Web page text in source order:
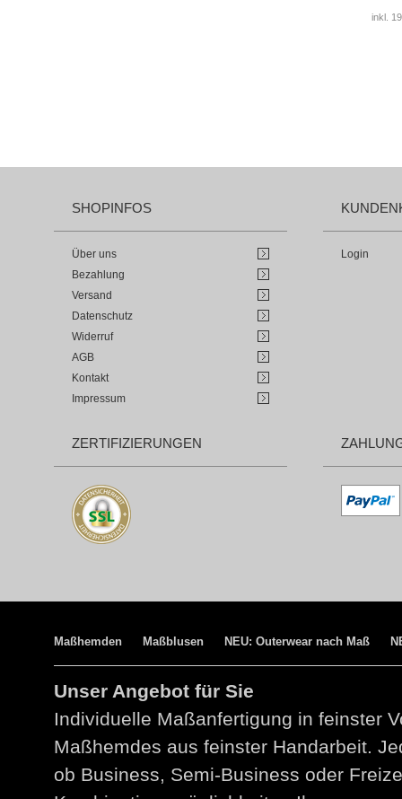
inkl.
SHOPINFOS
Über uns
Bezahlung
Versand
Datenschutz
Widerruf
AGB
Kontakt
Impressum
Login
ZERTIFIZIERUNGEN
Maßhemden Maßblusen NEU: Outerwear nach Maß
Unser Angebot für Sie
Individuelle Maßanfertigung in feinster
Maßhemdes aus feinster Handarbeit.
ob Business, Semi-Business oder